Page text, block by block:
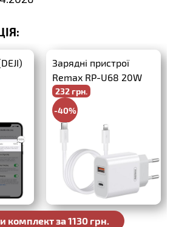
Зарядні пристрої
Remax RP-U68 20W
PD+QC3.0 + USB-C-
Lightning
232 грн.
-40%
386 грн.
комплект за 1130 грн.